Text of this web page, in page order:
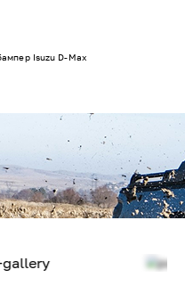
Isuzu D-Max